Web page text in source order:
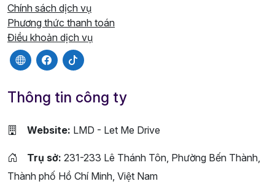
Chính sách dịch vụ
Phương thức thanh toán
Điều khoản dịch vụ
Thông tin công ty
Website: LMD - Let Me Drive
Trụ sở: 231-233 Lê Thánh Tôn, Phường Bến Thành,
Thành phố Hồ Chí Minh, Việt Nam